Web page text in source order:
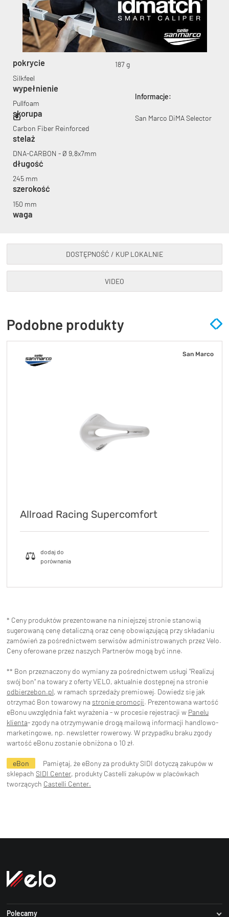
34,90 zł*
pokrycie
Silkfeel
wypełnienie
Pullfoam
skorupa
Carbon Fiber Reinforced
stelaż
DNA-CARBON - Ø 9,8x7mm
długość
245 mm
szerokość
150 mm
waga
187 g
Informacje:
San Marco DiMA Selector
DOSTĘPNOŚĆ / KUP LOKALNIE
VIDEO
Podobne produkty
San Marco
Allroad Racing Supercomfort
* Ceny produktów prezentowane na niniejszej stronie stanowią
sugerowaną cenę detaliczną oraz cenę obowiązującą przy składaniu
zamówień za pośrednictwem serwisów administrowanych przez Velo.
Ceny oferowane przez naszych Partnerów mogą być inne.
** Bon przeznaczony do wymiany za pośrednictwem usługi "Realizuj
swój bon" na towary z oferty VELO, aktualnie dostępnej na stronie
odbierzebon.pl, w ramach sprzedaży premiowej. Dowiedz się jak
otrzymać Bon towarowy na stronie promocji. Prezentowana wartość
eBonu uwzględnia fakt wyrażenia - w procesie rejestracji w Panelu
klienta- zgody na otrzymywanie drogą mailową informacji handlowo-
marketingowe, np. newsletter rowerowy. W przypadku braku zgody
wartość eBonu zostanie obniżona o 10 zł.
eBon
Pamiętaj, że eBony za produkty SIDI dotyczą zakupów w
sklepach SIDI Center, produkty Castelli zakupów w placówkach
tworzących Castelli Center.
Polecamy